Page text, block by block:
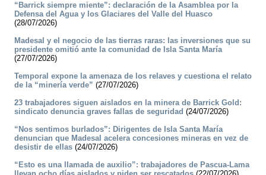
“Barrick siempre miente”: declaración de la Asamblea por la
Defensa del Agua y los Glaciares del Valle del Huasco
(28/07/2026)
Madesal y el negocio de las tierras raras: las inversiones que su
presidente omitió ante la comunidad de Isla Santa María
(27/07/2026)
Temporal expone la amenaza de los relaves y cuestiona el relato
de la “minería verde” (27/07/2026)
23 trabajadores siguen aislados en la minera de Barrick Gold:
sindicato denuncia graves fallas de seguridad (24/07/2026)
“Nos sentimos burlados”: Dirigentes de Isla Santa María
denuncian que Madesal acelera concesiones mineras en vez de
desistir de ellas (24/07/2026)
“Esto es una llamada de auxilio”: trabajadores de Pascua-Lama